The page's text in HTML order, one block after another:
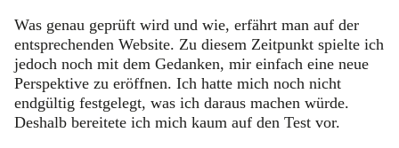
Was genau geprüft wird und wie, erfährt man auf der
entsprechenden Website. Zu diesem Zeitpunkt spielte ich
jedoch noch mit dem Gedanken, mir einfach eine neue
Perspektive zu eröffnen. Ich hatte mich noch nicht
endgültig festgelegt, was ich daraus machen würde.
Deshalb bereitete ich mich kaum auf den Test vor.